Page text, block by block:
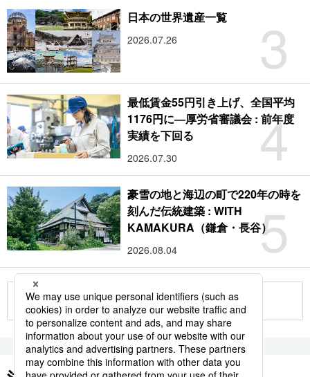
3
日本の世界遺産一覧
2026.07.26
4
最低賃金55円引き上げ、全国平均
1176円に―厚労省審議会 : 前年度
実績を下回る
2026.07.30
5
豪雪の地と海辺の町で220年の時を
刻んだ伝統建築 : WITH
KAMAKURA（鎌倉・長谷）
2026.08.04
もっと見る